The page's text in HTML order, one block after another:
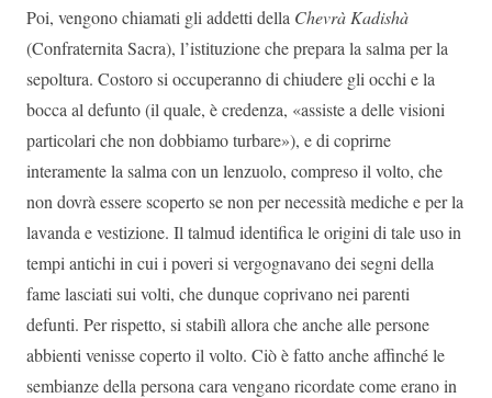
Poi, vengono chiamati gli addetti della Chevrà Kadishà
(Confraternita Sacra), l’istituzione che prepara la salma per la
sepoltura. Costoro si occuperanno di chiudere gli occhi e la
bocca al defunto (il quale, è credenza, «assiste a delle visioni
particolari che non dobbiamo turbare»), e di coprirne
interamente la salma con un lenzuolo, compreso il volto, che
non dovrà essere scoperto se non per necessità mediche e per la
lavanda e vestizione. Il talmud identifica le origini di tale uso in
tempi antichi in cui i poveri si vergognavano dei segni della
fame lasciati sui volti, che dunque coprivano nei parenti
defunti. Per rispetto, si stabilì allora che anche alle persone
abbienti venisse coperto il volto. Ciò è fatto anche affinché le
sembianze della persona cara vengano ricordate come erano in